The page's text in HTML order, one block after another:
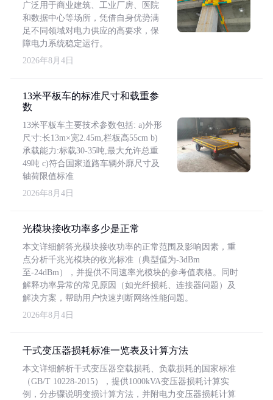
广泛用于商业建筑、工业厂房、医院
和数据中心等场所，凭借自身优势满
足不同领域对电力供应的高要求，保
障电力系统稳定运行。
2026年8月4日
13米平板车的标准尺寸和载重参
数
13米平板车主要技术参数包括: a)外形
尺寸:长13m×宽2.45m,栏板高55cm b)
承载能力:标载30-35吨,最大允许总重
49吨 c)符合国家道路车辆外廓尺寸及
轴荷限值标准
2026年8月4日
光模块接收功率多少是正常
本文详细解答光模块接收功率的正常范围及影响因素，重
点分析千兆光模块的收光标准（典型值为-3dBm
至-24dBm），并提供不同速率光模块的参考值表格。同时
解释功率异常的常见原因（如光纤损耗、连接器问题）及
解决方案，帮助用户快速判断网络性能问题。
2026年8月4日
干式变压器损耗标准一览表及计算方法
本文详细解析干式变压器空载损耗、负载损耗的国家标准
（GB/T 10228-2015），提供1000kVA变压器损耗计算实
例，分步骤说明变损计算方法，并附电力变压器损耗计算